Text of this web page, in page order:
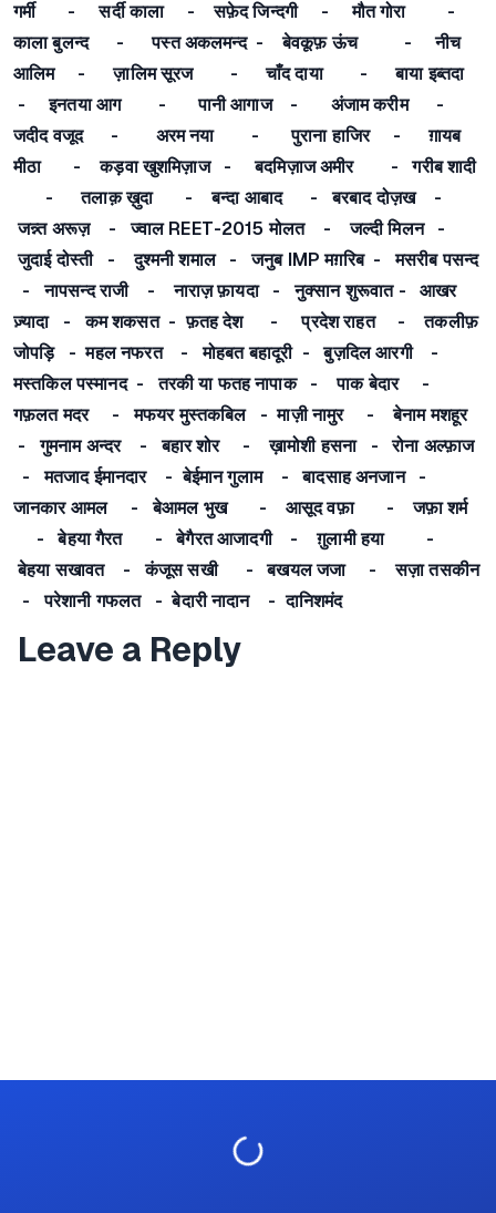
गर्मी - सर्दी काला - सफ़ेद जिन्दगी - मौत गोरा -
काला बुलन्द - पस्त अकलमन्द - बेवकूफ़ ऊंच - नीच
आलिम - ज़ालिम सूरज - चाँद दाया - बाया इब्तदा
- इनतया आग - पानी आगाज - अंजाम करीम -
जदीद वजूद - अरम नया - पुराना हाजिर - ग़ायब
मीठा - कड़वा खुशमिज़ाज - बदमिज़ाज अमीर - गरीब शादी
- तलाक़ ख़ुदा - बन्दा आबाद - बरबाद दोज़ख -
जन्न्त अरूज़ - ज्वाल REET-2015 मोलत - जल्दी मिलन -
जुदाई दोस्ती - दुश्मनी शमाल - जनुब IMP मग़रिब - मसरीब पसन्द
- नापसन्द राजी - नाराज़ फ़ायदा - नुक्सान शुरूवात - आखर
ज़्यादा - कम शकसत - फ़तह देश - प्रदेश राहत - तकलीफ़
जोपड़ि - महल नफरत - मोहबत बहादूरी - बुज़दिल आरगी -
मस्तकिल पस्मानद - तरकी या फतह नापाक - पाक बेदार -
गफ़लत मदर - मफयर मुस्तकबिल - माज़ी नामुर - बेनाम मशहूर
- गुमनाम अन्दर - बहार शोर - ख़ामोशी हसना - रोना अल्फ़ाज
- मतजाद ईमानदार - बेईमान गुलाम - बादसाह अनजान -
जानकार आमल - बेआमल भुख - आसूद वफ़ा - जफ़ा शर्म
- बेहया गैरत - बेगैरत आजादगी - ग़ुलामी हया -
बेहया सखावत - कंजूस सखी - बखयल जजा - सज़ा तसकीन
- परेशानी गफलत - बेदारी नादान - दानिशमंद
Leave a Reply